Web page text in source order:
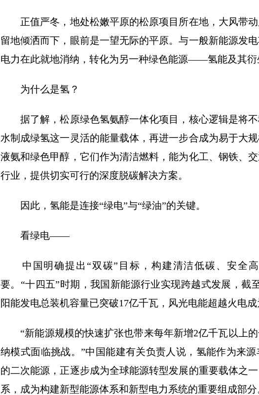
正值严冬，地处松嫩平原的松原项目所在地，大风带动
留地倾洒而下，眼前是一望无际的平原。与一般新能源发
电力在此就地消纳，转化为另一种绿色能源——氢能及其衍
为什么是氢？
据了解，松原绿色氢氨醇一体化项目，核心逻辑是将不
水制成绿氢这一灵活的能量载体，再进一步合成为易于大
液氨和绿色甲醇，它们作为清洁燃料，能为化工、钢铁、
行业，提供切实可行的深度脱碳解决方案。
因此，氢能是连接“绿电”与“绿油”的关键。
看绿电——
中国明确提出“双碳”目标，构建清洁低碳、安全高
要。“十四五”时期，我国新能源行业实现跨越式发展，截
阳能发电总装机容量已突破17亿千瓦，风光电能超越火电成
“新能源规模的快速扩张也带来每年新增2亿千瓦以上的
纳模式面临挑战。”中国能建有关负责人说，氢能作为来
的二次能源，正逐步成为全球能源转型发展的重要载体之
系，成为构建新型能源体系和新型电力系统的重要组成部分